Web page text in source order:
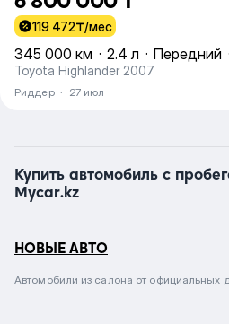
119 472₸/мес
345 000 км · 2.4 л · Передний ·
Toyota Highlander 2007
Риддер · 27 июл
Купить автомобиль с
Mycar.kz
НОВЫЕ АВТО
Автомобили из салона от официальных